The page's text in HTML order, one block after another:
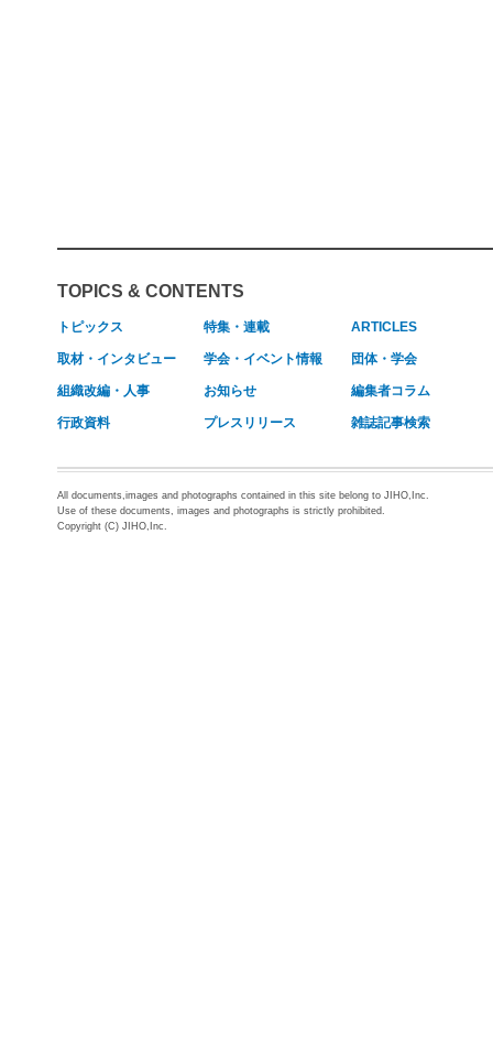
TOPICS & CONTENTS
トピックス 特集・連載 ARTICLES
取材・インタビュー 学会・イベント情報 団体・学会
組織改編・人事 お知らせ 編集者コラム
行政資料 プレスリリース 雑誌記事検索
All documents,images and photographs contained in this site belong to JIHO,Inc.
Use of these documents, images and photographs is strictly prohibited.
Copyright (C) JIHO,Inc.